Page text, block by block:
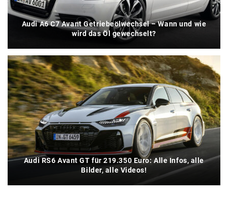
Audi A6 C7 Avant Getriebeölwechsel – Wann und wie
wird das Öl gewechselt?
Audi RS6 Avant GT für 219.350 Euro: Alle Infos, alle
Bilder, alle Videos!